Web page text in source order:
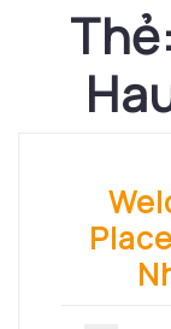
Thẻ: